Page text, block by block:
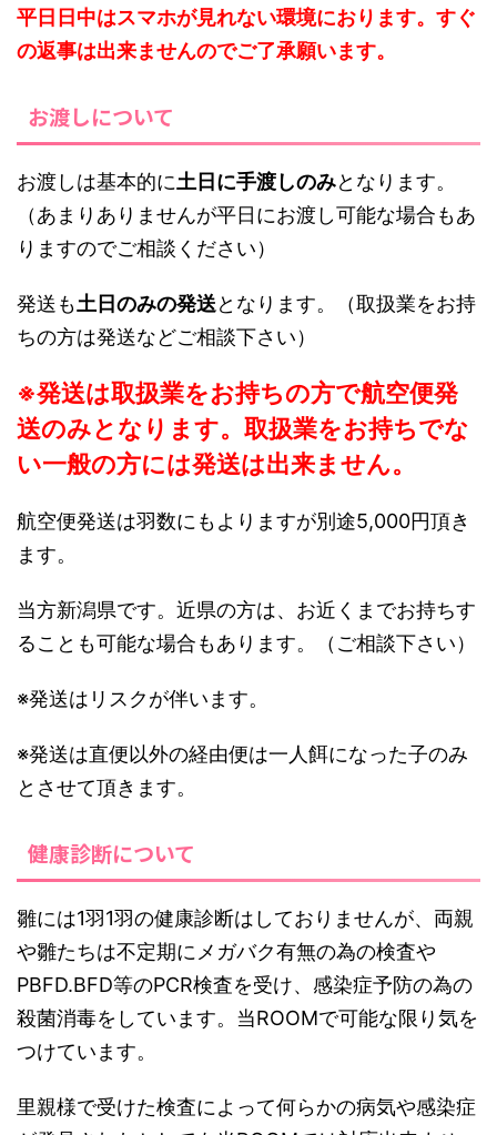
平日日中はスマホが見れない環境におります。すぐ
の返事は出来ませんのでご了承願います。
お渡しについて
お渡しは基本的に土日に手渡しのみとなります。
（あまりありませんが平日にお渡し可能な場合もあ
りますのでご相談ください）
発送も土日のみの発送となります。（取扱業をお持
ちの方は発送などご相談下さい）
※発送は取扱業をお持ちの方で航空便発
送のみとなります。取扱業をお持ちでな
い一般の方には発送は出来ません。
航空便発送は羽数にもよりますが別途5,000円頂き
ます。
当方新潟県です。近県の方は、お近くまでお持ちす
ることも可能な場合もあります。（ご相談下さい）
※発送はリスクが伴います。
※発送は直便以外の経由便は一人餌になった子のみ
とさせて頂きます。
健康診断について
雛には1羽1羽の健康診断はしておりませんが、両親
や雛たちは不定期にメガバク有無の為の検査や
PBFD.BFD等のPCR検査を受け、感染症予防の為の
殺菌消毒をしています。当ROOMで可能な限り気を
つけています。
里親様で受けた検査によって何らかの病気や感染症